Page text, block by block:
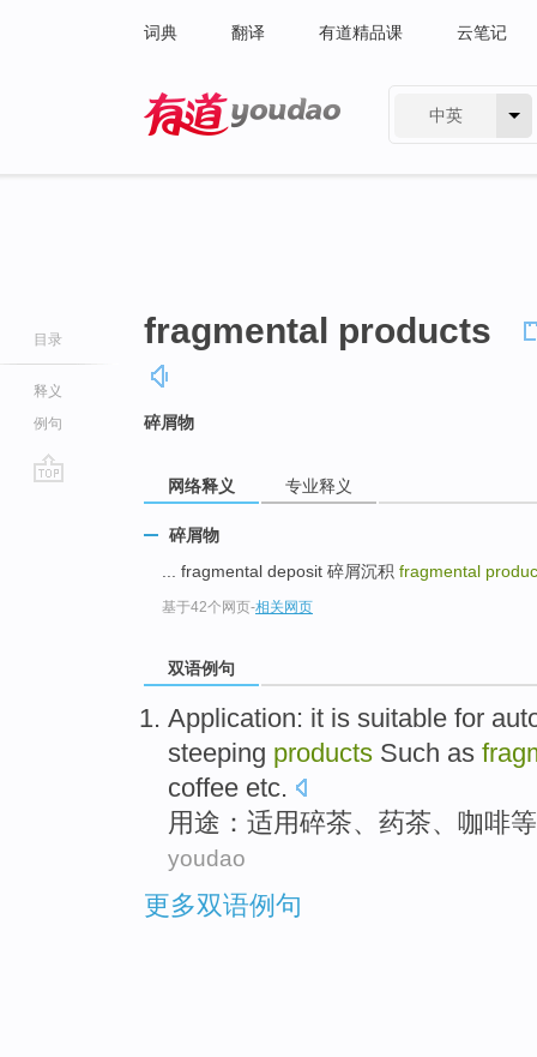
词典 翻译 有道精品课 云笔记
中英
目录
释义
例句
fragmental products
碎屑物
网络释义 专业释义
碎屑物
... fragmental deposit 碎屑沉积 fragmental
基于42个网页-相关网页
双语例句
Application: it is suitable for
steeping products Such as
coffee etc.
用途 ： 适用碎茶、 药茶、 咖啡等
youdao
更多双语例句